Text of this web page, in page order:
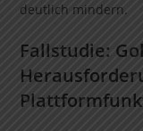
deutlich mindern.
Fallstudie: